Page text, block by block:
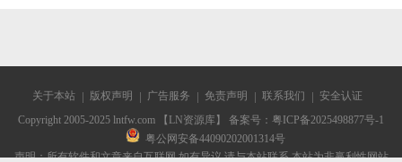
关于本站 版权声明 广告服务 免责声明 联系我们
安全认证
Copyright 2005-2025 lntfw.com 【LN资源库】 备案号： 粤ICP备2025498877号-1
粤公网安备44090202001314号
声明：所有软件和文章来自互联网 如有异议 请与本站联系 本站为非赢利性网站